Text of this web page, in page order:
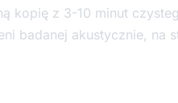
kopię z 3-10 minut
badanej akustycznie, na